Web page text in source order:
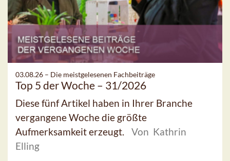
03.08.26 – Die meistgelesenen Fachbeiträge
Top 5 der Woche – 31/2026
Diese fünf Artikel haben in Ihrer Branche
vergangene Woche die größte
Aufmerksamkeit erzeugt.
Von Kathrin
Elling